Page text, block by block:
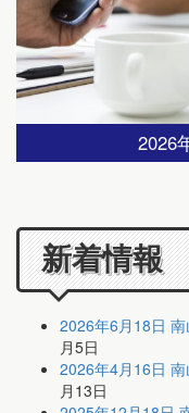
2026
新着情報
2026年6月18日
月5日
2026年4月16日
月13日